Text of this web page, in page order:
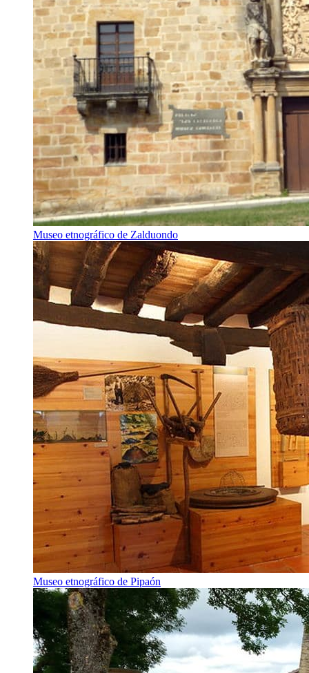
Museo etnográfico de Zalduondo
Museo etnográfico de Pipaón